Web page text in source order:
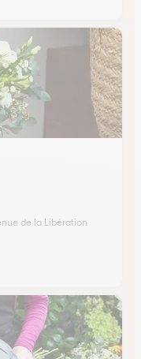
de la Libération